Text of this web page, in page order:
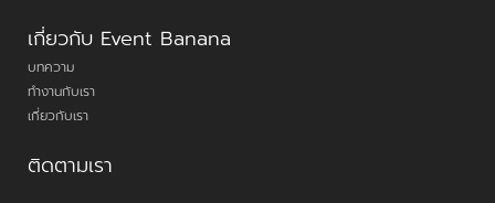
เกี่ยวกับ Event Banana
บทความ
ทำงานกับเรา
เกี่ยวกับเรา
ติดตามเรา